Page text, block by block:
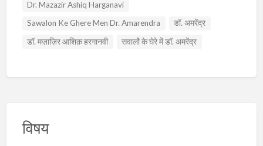
Dr. Mazazir Ashiq Harganavi
Sawalon Ke Ghere Men Dr. Amarendra
डॉ. अमरेंद्र
डॉ. मज़ाज़िर आशिक़ हरगानवी
सवालों के घेरे में डॉ. अमरेंद्र
विषय